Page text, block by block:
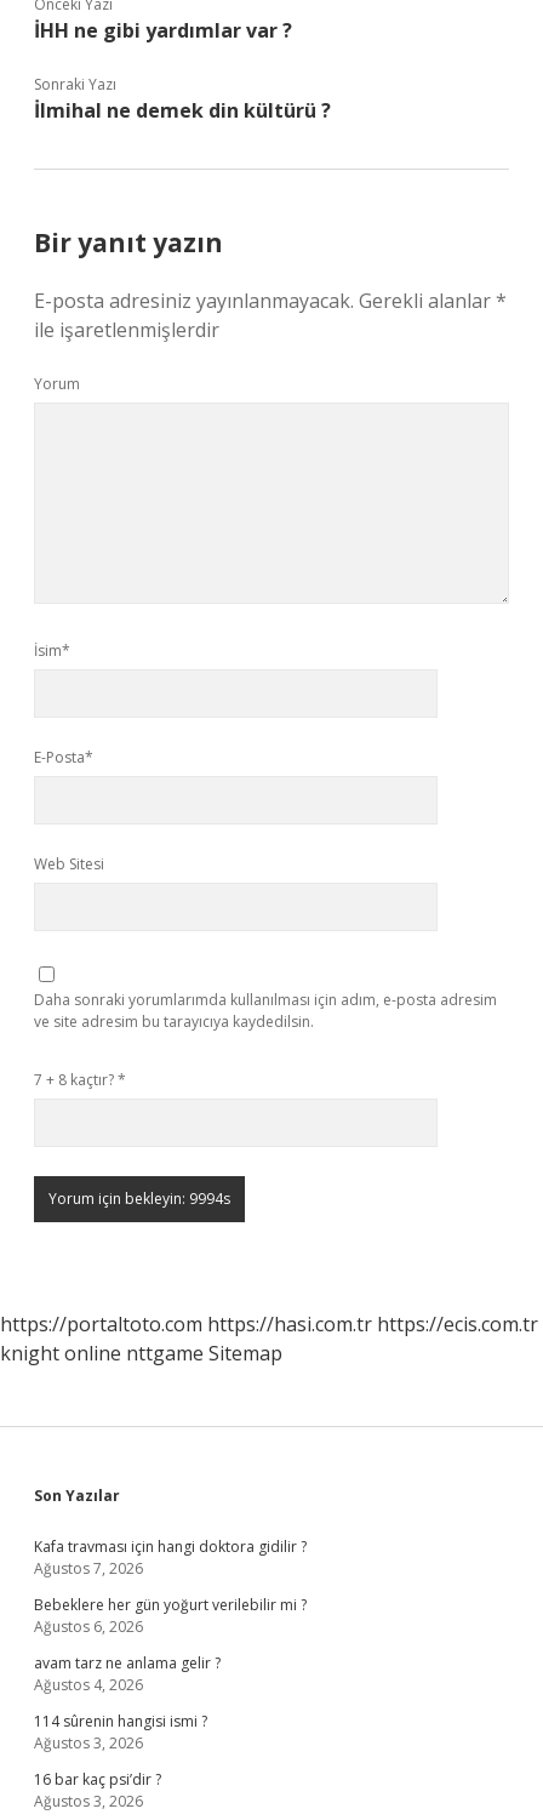
Önceki Yazı
İHH ne gibi yardımlar var ?
Sonraki Yazı
İlmihal ne demek din kültürü ?
Bir yanıt yazın
E-posta adresiniz yayınlanmayacak. Gerekli alanlar*
ile işaretlenmişlerdir
Yorum
İsim*
E-Posta*
Web Sitesi
Daha sonraki yorumlarımda kullanılması için adım, e-posta adresim
ve site adresim bu tarayıcıya kaydedilsin.
7 + 8 kaçtır?*
https://portaltoto.com https://hasi.com.tr https://ecis.com.tr
knight online nttgame Sitemap
Sidebar
Son Yazılar
Kafa travması için hangi doktora gidilir ?
Ağustos 7, 2026
Bebeklere her gün yoğurt verilebilir mi ?
Ağustos 6, 2026
avam tarz ne anlama gelir ?
Ağustos 4, 2026
114 sûrenin hangisi ismi ?
Ağustos 3, 2026
16 bar kaç psi’dir ?
Ağustos 3, 2026